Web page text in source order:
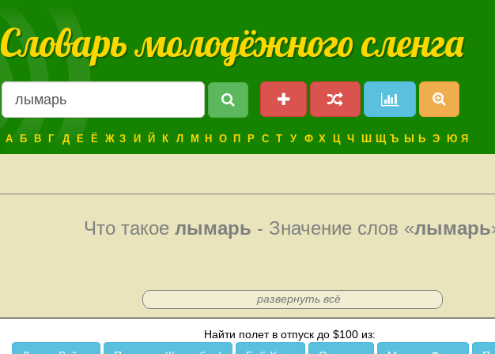
Словарь молодёжного сленга
А Б В Г Д Е Ё Ж З И Й К Л М Н О П Р С Т У Ф Х Ц Ч Ш Щ Ъ Ы Ь Э Ю Я
Что такое лымарь - Значение слов «лымарь
развернуть всё
Найти полет в отпуск до $100 из: